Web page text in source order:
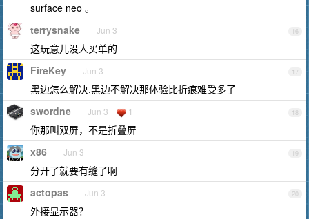
surface neo 。
16
terrysnake Jun 3
这玩意儿没人买单的
17
FireKey Jun 3
黑边怎么解决,黑边不解决那体验比折痕难受多了
18
swordne Jun 3 1
你那叫双屏，不是折叠屏
19
x86 Jun 3
分开了就要有缝了啊
20
actopas Jun 3
外接显示器？